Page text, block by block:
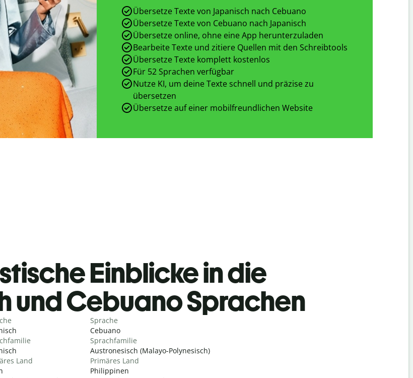
Übersetze Texte von Japanisch nach Cebuano
Übersetze Texte von Cebuano nach Japanisch
Übersetze online, ohne eine App herunterzuladen
Bearbeite Texte und zitiere Quellen mit den Schreibtools
Übersetze Texte komplett kostenlos
Für 52 Sprachen verfügbar
Nutze KI, um deine Texte schnell und präzise zu
übersetzen
Übersetze auf einer mobilfreundlichen Website
Einblicke in die
und Cebuano Sprachen
Land
Sprache
Cebuano
Sprachfamilie
Austronesisch (Malayo-Polynesisch)
Primäres Land
Philippinen